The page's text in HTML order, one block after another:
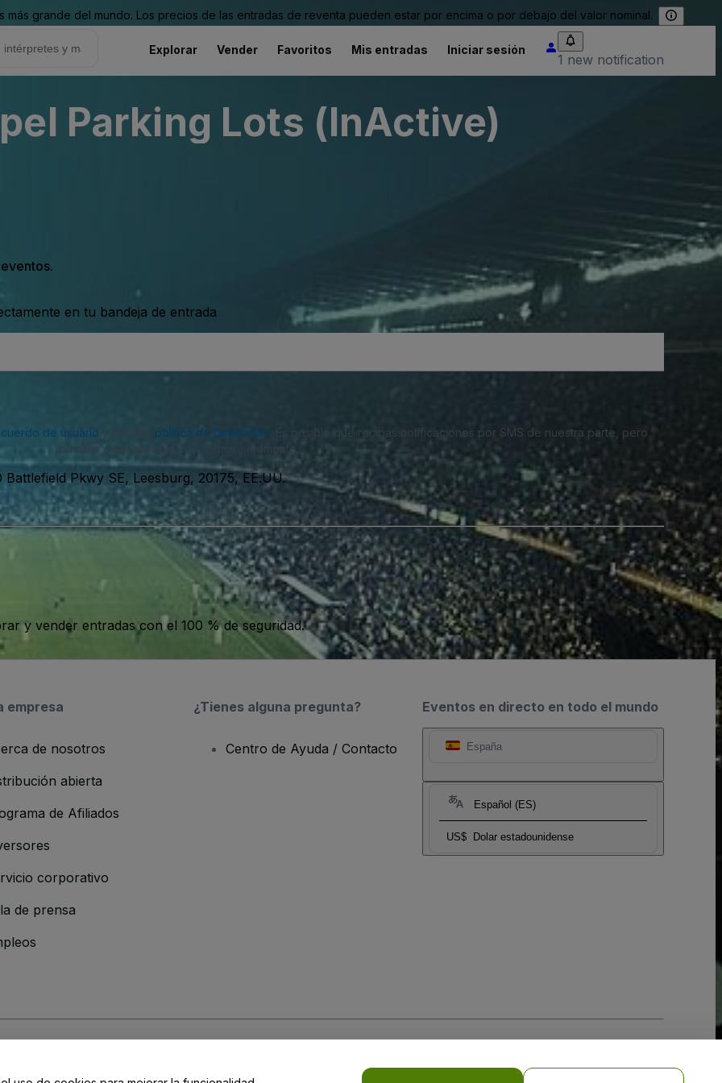
grande del mundo. Los precios de las entradas de reventa pueden estar por encima o por debajo del valor nominal.
Explorar Vender Favoritos Mis entradas Iniciar sesión
1 new notification
Parking Lots (InActive)
en tu bandeja de entrada
de usuario política de privacidad
. Es posible que recibas notificaciones por SMS de nuestra parte, pero
puedes darte de baja en cualquier momento.
Battlefield Pkwy SE, Leesburg, 20175, EE.UU.
y vender entradas con el 100 % de seguridad.
Eventos en directo en todo el mundo
España
Español (ES)
US$ Dolar estadounidense
empresa
de nosotros
abierta
de Afiliados
corporativo
de prensa
¿Tienes alguna pregunta?
Centro de Ayuda / Contacto
y de laPolítica de Privacidad para Móviles